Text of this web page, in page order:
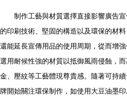
制作工藝與材質選擇直接影響廣告
的印刷技術、堅固的構造以及環保的材
還能延長宣傳用品的使用周期，從而增
選用耐候性強的材質以抵御風雨侵蝕，
金、壓紋等工藝體現尊貴感。隨著可持
牌開始關注環保制作，如使用大豆油墨